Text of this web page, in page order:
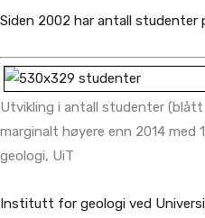
Siden 2002 har antall
Utvikling i antall studenter
marginalt høyere enn 2014
geologi, UiT
Institutt for geologi ved